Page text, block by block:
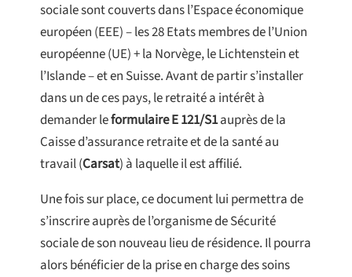
sociale sont couverts dans l’Espace économique
européen (EEE) – les 28 Etats membres de l’Union
européenne (UE) + la Norvège, le Lichtenstein et
l’Islande – et en Suisse. Avant de partir s’installer
dans un de ces pays, le retraité a intérêt à
demander leformulaire E 121/S1auprès de la
Caisse d’assurance retraite et de la santé au
travail (Carsat) à laquelle il est affilié.
Une fois sur place, ce document lui permettra de
s’inscrire auprès de l’organisme de Sécurité
sociale de son nouveau lieu de résidence. Il pourra
alors bénéficier de la prise en charge des soins